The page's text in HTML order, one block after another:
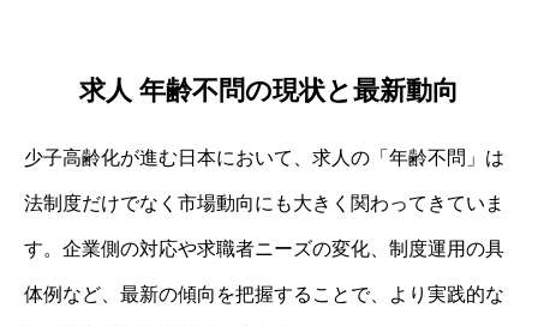
求人 年齢不問の現状と最新動向
少子高齢化が進む日本において、求人の「年齢不問」は
法制度だけでなく市場動向にも大きく関わってきていま
す。企業側の対応や求職者ニーズの変化、制度運用の具
体例など、最新の傾向を把握することで、より実践的な